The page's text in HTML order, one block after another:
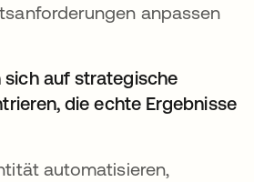
anpassen
sich auf strategische
die echte Ergebnisse
automatisieren,